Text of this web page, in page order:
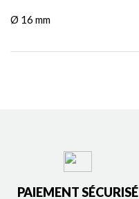
Ø 16 mm
PAIEMENT SÉCURISÉ